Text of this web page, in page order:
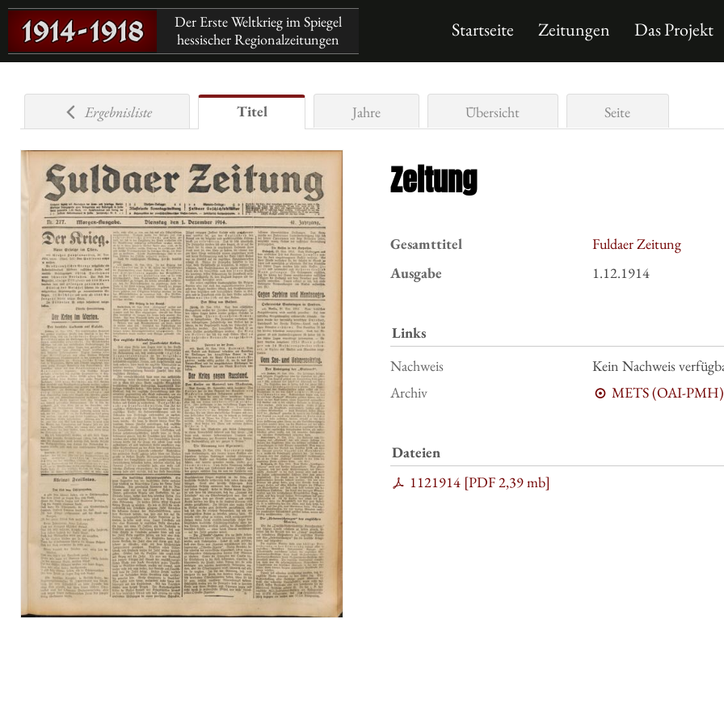
Der Erste Weltkrieg im Spiegel
hessischer Regionalzeitungen
Startseite Zeitungen Das Projekt
Ergebnisliste Titel Jahre Übersicht Seite
Zeitung
Gesamttitel
Fuldaer Zeitung
Ausgabe
1.12.1914
Links
Nachweis
Kein Nachweis
Archiv
METS (OAI-PMH)
Dateien
1121914 [PDF2,39 mb]